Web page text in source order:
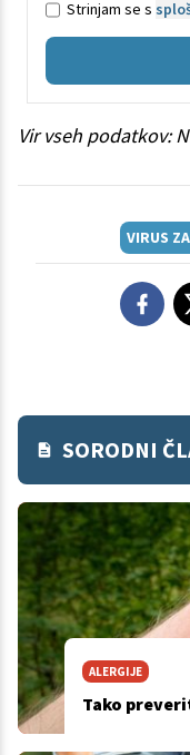
Strinjam se s
Vir vseh podatkov:
VIRUS
SORODNI
ALERGIJE
Tako